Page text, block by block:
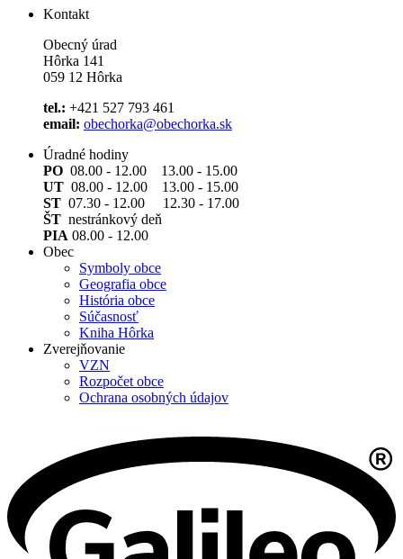
Kontakt
Obecný úrad
Hôrka 141
059 12 Hôrka
tel.: +421 527 793 461
email: obechorka@obechorka.sk
Úradné hodiny
PO 08.00 - 12.00 13.00 - 15.00
UT 08.00 - 12.00 13.00 - 15.00
ST 07.30 - 12.00 12.30 - 17.00
ŠT nestránkový deň
PIA 08.00 - 12.00
Obec
Symboly obce
Geografia obce
História obce
Súčasnosť
Kniha Hôrka
Zverejňovanie
VZN
Rozpočet obce
Ochrana osobných údajov